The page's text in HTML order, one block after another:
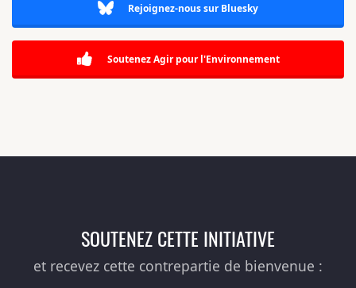
Rejoignez-nous sur Bluesky
Soutenez Agir pour l'Environnement
SOUTENEZ CETTE INITIATIVE
et recevez cette contrepartie de bienvenue :